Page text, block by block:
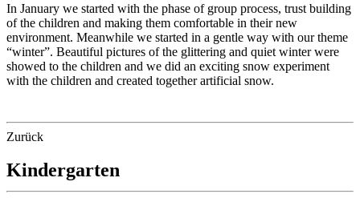
In January we started with the phase of group process, trust building
of the children and making them comfortable in their new
environment. Meanwhile we started in a gentle way with our theme
“winter”. Beautiful pictures of the glittering and quiet winter were
showed to the children and we did an exciting snow experiment
with the children and created together artificial snow.
Zurück
Kindergarten